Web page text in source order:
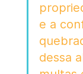
e a
dessa